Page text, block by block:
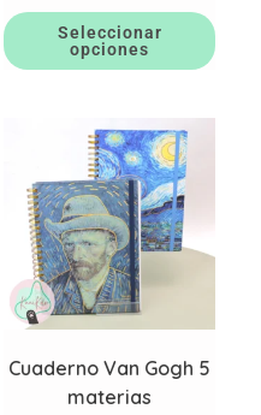
Seleccionar
opciones
Cuaderno Van Gogh 5
materias